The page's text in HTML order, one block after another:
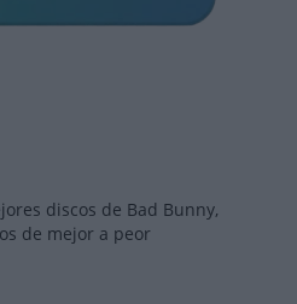
discos de Bad Bunny,
de mejor a peor